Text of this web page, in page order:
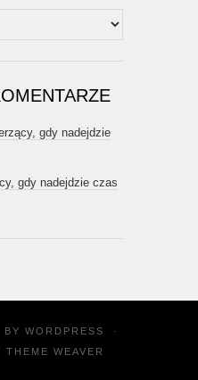
gdy nadejdzie
gdy nadejdzie czas
BY WORDPRESS
·
THEME WEAVER